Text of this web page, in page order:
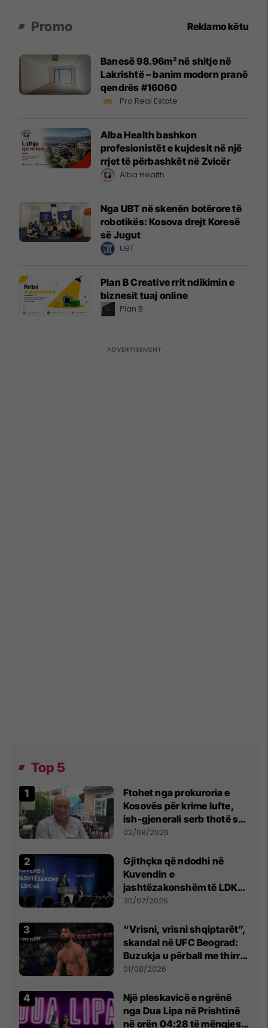
Promo Reklamo këtu
Banesë 98.96m² në shitje në
Lakrishtë – banim modern pranë
qendrës #16060
Pro Real Estate
Alba Health bashkon
profesionistët e kujdesit në një
rrjet të përbashkët në Zvicër
Alba Health
Nga UBT në skenën botërore të
robotikës: Kosova drejt Koresë
së Jugut
UBT
Plan B Creative rrit ndikimin e
biznesit tuaj online
Plan B
Top 5
Ftohet nga prokuroria e
Kosovës për krime lufte,
ish-gjenerali serb thotë se
dikush e tradhtoi në
02/08/2026
Gjithçka që ndodhi në
Kuvendin e
jashtëzakonshëm të LDK-
së
30/07/2026
“Vrisni, vrisni shqiptarët”,
skandal në UFC Beograd:
Buzukja u përball me thirrje
anti-shqiptare nga
01/08/2026
Një pleskavicë e ngrënë
nga Dua Lipa në Prishtinë
në orën 04:28 të mëngjesit